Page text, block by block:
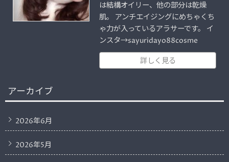
は結構オイリー、他の部分は乾燥
肌。 アンチエイジングにめちゃくち
ゃ力が入っているアラサーです。 イ
ンスタ→sayuridayo88cosme
詳しく見る
アーカイブ
2026年6月
2026年5月